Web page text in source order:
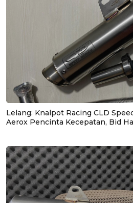
Lelang: Knalpot Racing CLD
Aerox Pencinta Kecepatan, Bid